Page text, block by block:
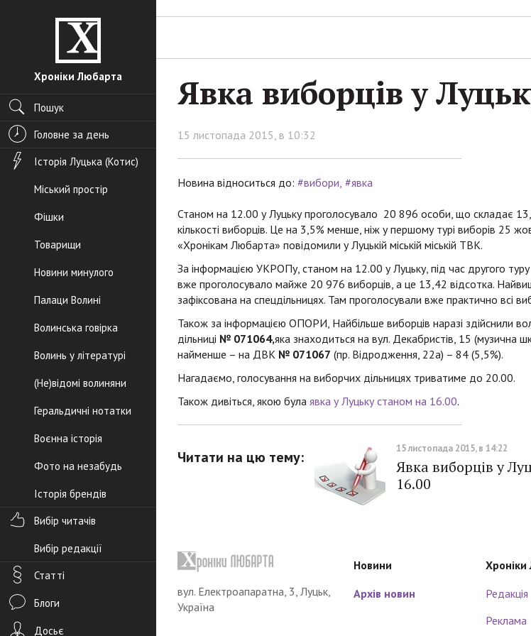
Хроніки Любарта
Пошук
Головне за день
Історія Луцька (Котис)
Міський простір
Фішки
Товарищи
Новини минулого
Палаци Волині
Волинська говірка
Волинь у літературі
(Не)відомі волиняни
Геральдичні нотатки
Воєнна історія
Фото на незабудь
Історія брендів
Вибір читачів
Вибір редакції
Статті
Блоги
Досьє
Явка виборців у
15 листопада 2015, в 10:32
Новина відноситься до: #вибори #явка
Станом на 12.00 у Луцьку проголосувало 20 896 особи, що складає
кількості виборців. Це на 3,5% менше, ніж у першому турі виборів 25
«Хронікам Любарта» повідомили у Луцькій міській міській ТВК.
За інформацією УКРОПу, станом на 12.00 у Луцьку, під час другого туру
вже проголосувало майже 20 976 виборців, а це 13,42 відсотка.
зафіксована на спецдільницях. Там проголосували вже практично всі
Також за інформацією ОПОРИ, Найбільше виборців наразі здійснили
дільниці № 071064,яка знаходиться на вул. Декабристів, 15 (музична
найменше – на ДВК № 071067 (пр. Відродження, 22а) – 84 (5,5%).
Нагадаємо, голосування на виборчих дільницях триватиме до 20.00.
Також дивіться, якою була явка у Луцьку станом на 16.00.
Читати на цю тему: 15 листопада 2015, в 14:22
Явка виборців у
16.00
вул. Електроапаратна, 3, Луцьк,
Україна
Новини
Архів новин
Редакція
Реклама